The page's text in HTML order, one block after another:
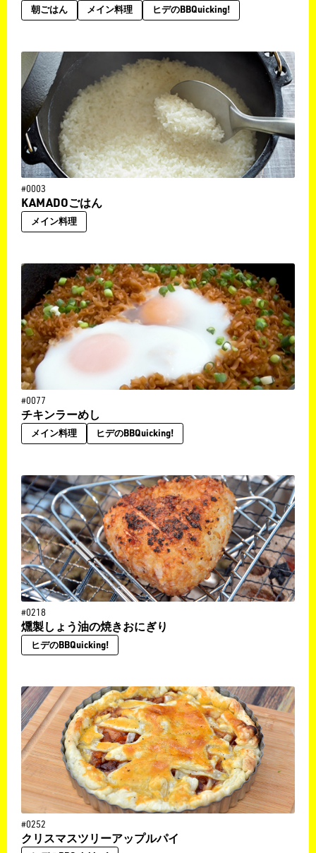
朝ごはん メイン料理 ヒデのBBQuicking!
#0003
KAMADOごはん
メイン料理
#0077
チキンラーめし
メイン料理 ヒデのBBQuicking!
#0218
燻製しょう油の焼きおにぎり
ヒデのBBQuicking!
#0252
クリスマスツリーアップルパイ